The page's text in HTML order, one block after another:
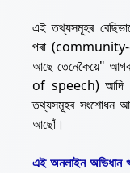
এই তথ্যসমূহৰ
পৰা (community-
আছে তেনেকৈয়ে"
of speech) আদি
তথ্যসমূহৰ সংশোধন আৰু
আছোঁ।
এই অনলাইন অভিধান